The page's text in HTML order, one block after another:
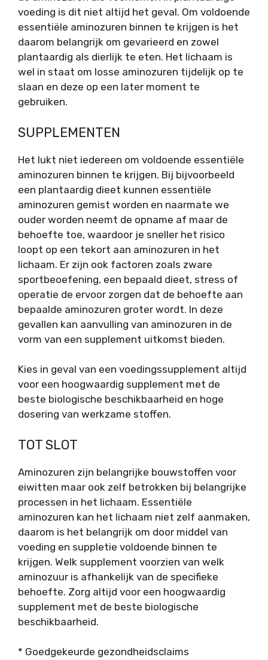
voeding is dit niet altijd het geval. Om voldoende
essentiële aminozuren binnen te krijgen is het
daarom belangrijk om gevarieerd en zowel
plantaardig als dierlijk te eten. Het lichaam is
wel in staat om losse aminozuren tijdelijk op te
slaan en deze op een later moment te
gebruiken.
SUPPLEMENTEN
Het lukt niet iedereen om voldoende essentiële
aminozuren binnen te krijgen. Bij bijvoorbeeld
een plantaardig dieet kunnen essentiële
aminozuren gemist worden en naarmate we
ouder worden neemt de opname af maar de
behoefte toe, waardoor je sneller het risico
loopt op een tekort aan aminozuren in het
lichaam. Er zijn ook factoren zoals zware
sportbeoefening, een bepaald dieet, stress of
operatie de ervoor zorgen dat de behoefte aan
bepaalde aminozuren groter wordt. In deze
gevallen kan aanvulling van aminozuren in de
vorm van een supplement uitkomst bieden.
Kies in geval van een voedingssupplement altijd
voor een hoogwaardig supplement met de
beste biologische beschikbaarheid en hoge
dosering van werkzame stoffen.
TOT SLOT
Aminozuren zijn belangrijke bouwstoffen voor
eiwitten maar ook zelf betrokken bij belangrijke
processen in het lichaam. Essentiële
aminozuren kan het lichaam niet zelf aanmaken,
daarom is het belangrijk om door middel van
voeding en suppletie voldoende binnen te
krijgen. Welk supplement voorzien van welk
aminozuur is afhankelijk van de specifieke
behoefte. Zorg altijd voor een hoogwaardig
supplement met de beste biologische
beschikbaarheid.
* Goedgekeurde gezondheidsclaims